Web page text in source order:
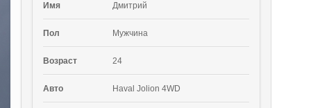
Имя Дмитрий
Пол Мужчина
Возраст 24
Авто Haval Jolion 4WD